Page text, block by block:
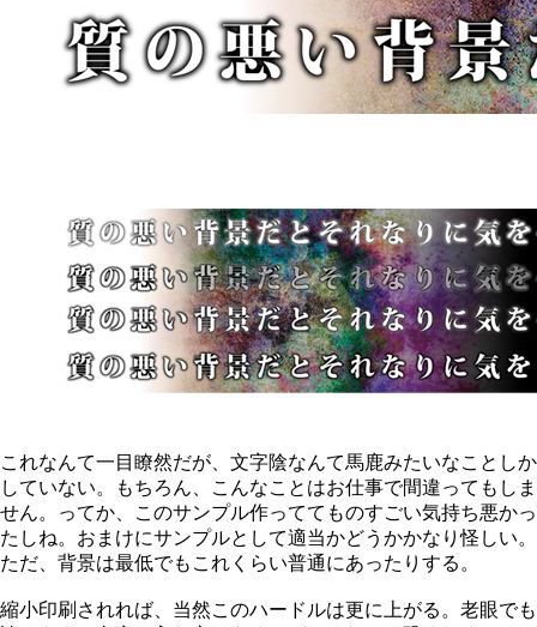
これなんて一目瞭然だが、文字陰なんて馬鹿みたいなことしか
していない。もちろん、こんなことはお仕事で間違ってもしま
せん。ってか、このサンプル作っててものすごい気持ち悪かっ
たしね。おまけにサンプルとして適当かどうかかなり怪しい。
ただ、背景は最低でもこれくらい普通にあったりする。
縮小印刷されれば、当然このハードルは更に上がる。老眼でも